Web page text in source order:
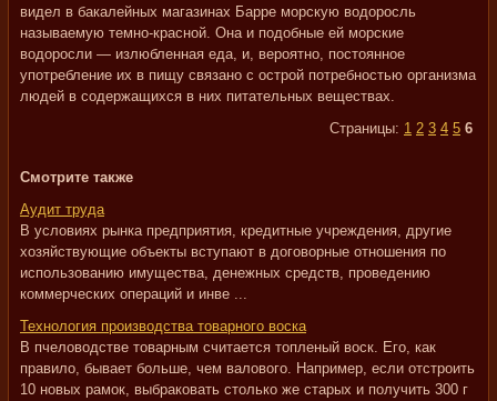
видел в бакалейных магазинах Барре морскую водоросль
называемую темно-красной. Она и подобные ей морские
водоросли — излюбленная еда, и, вероятно, постоянное
употребление их в пищу связано с острой потребностью организма
людей в содержащихся в них питательных веществах.
Страницы: 1 2 3 4 5 6
Смотрите также
Аудит труда
В условиях рынка предприятия, кредитные учреждения, другие
хозяйствующие объекты вступают в договорные отношения по
использованию имущества, денежных средств, проведению
коммерческих операций и инве ...
Технология производства товарного воска
В пчеловодстве товарным считается топленый воск. Его, как
правило, бывает больше, чем валового. Например, если отстроить
10 новых рамок, выбраковать столько же старых и получить 300 г